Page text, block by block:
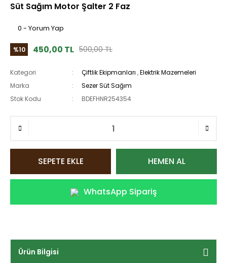
Süt Sağım Motor Şalter 2 Faz
0 - Yorum Yap
%10 450,00 TL 500,00 TL
Kategori Çiftlik Ekipmanları ,Elektrik Mazemeleri
Marka
Sezer Süt Sağım
Stok Kodu
BDEFHNR254354
SEPETE EKLE HEMEN AL
WhatsApp Sipariş
Ürün Bilgisi